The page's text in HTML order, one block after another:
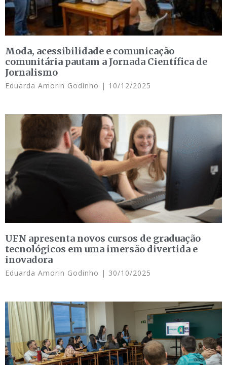
Moda, acessibilidade e comunicação
comunitária pautam a Jornada Científica de
Jornalismo
Eduarda Amorin Godinho 10/12/2025
UFN apresenta novos cursos de graduação
tecnológicos em uma imersão divertida e
inovadora
Eduarda Amorin Godinho 30/10/2025